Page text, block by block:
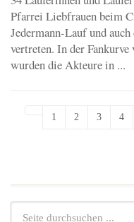
Pfarrei Liebfrauen beim
Jedermann-Lauf und
vertreten. In der
wurden die Akteure in ...
1 2 3 4